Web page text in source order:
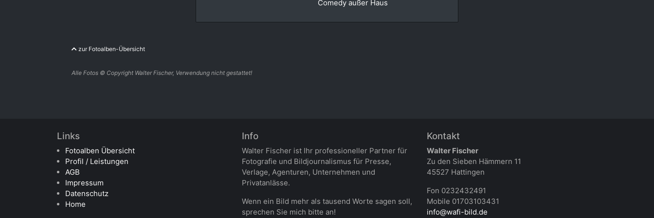
Comedy außer Haus
zur Fotoalben-Übersicht
Alle Fotos © Copyright Walter Fischer, Verwendung nicht gestattet!
Links
Fotoalben Übersicht
Profil / Leistungen
AGB
Impressum
Datenschutz
Home
Info
Walter Fischer ist Ihr professioneller Partner für
Fotografie und Bildjournalismus für Presse,
Verlage, Agenturen, Unternehmen und
Privatanlässe.
Wenn ein Bild mehr als tausend Worte sagen soll,
sprechen Sie mich bitte an!
Kontakt
Walter Fischer
Zu den Sieben Hämmern 11
45527 Hattingen
Fon 0232432491
Mobile 01703103431
info@wafi-bild.de